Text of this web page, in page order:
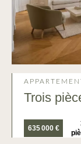
Trois
635 000 €